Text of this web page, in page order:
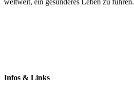
weltweit, ein gesünderes Leben zu führen.
Infos & Links